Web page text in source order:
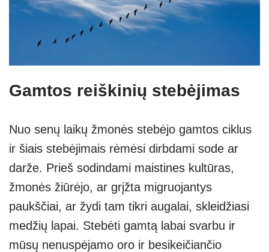
Gamtos reiškinių stebėjimas
Nuo senų laikų žmonės stebėjo gamtos ciklus
ir šiais stebėjimais rėmėsi dirbdami sode ar
darže. Prieš sodindami maistines kultūras,
žmonės žiūrėjo, ar grįžta migruojantys
paukščiai, ar žydi tam tikri augalai, skleidžiasi
medžių lapai. Stebėti gamtą labai svarbu ir
mūsų nenuspėjamo oro ir besikeičiančio